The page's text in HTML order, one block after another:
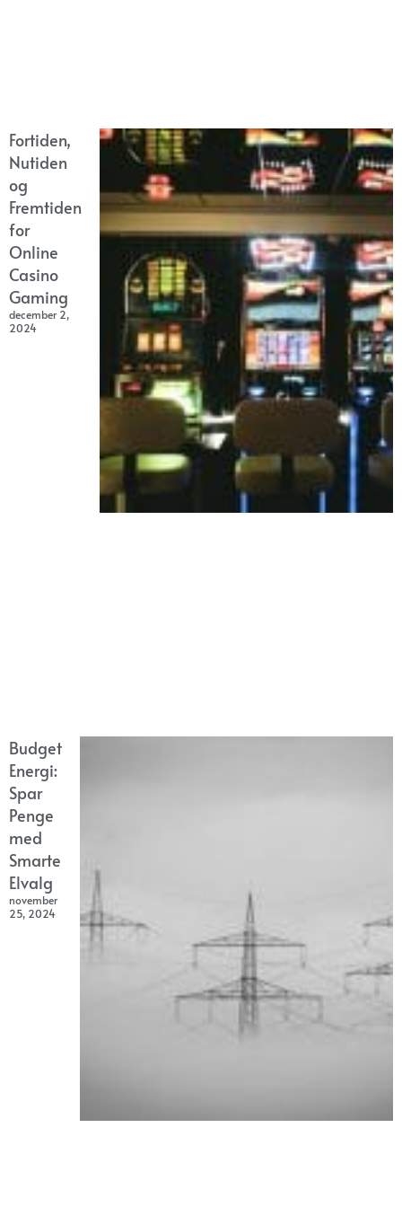
Fortiden,
Nutiden
og
Fremtiden
for
Online
Casino
Gaming
december 2,
2024
Budget
Energi:
Spar
Penge
med
Smarte
Elvalg
november
25, 2024